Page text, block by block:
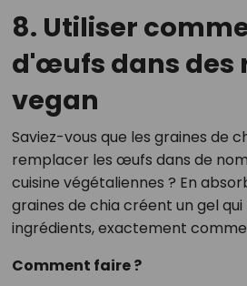
8. Utiliser
d'œufs dans des
vegan
Saviez-vous que les graines de
remplacer les œufs dans de
cuisine végétaliennes ? En
graines de chia créent un gel
ingrédients, exactement
Comment faire ?